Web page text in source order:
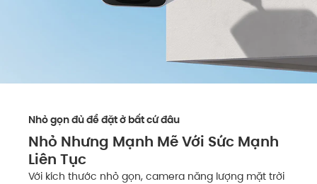
Nhỏ gọn đủ để đặt ở bất cứ đâu
Nhỏ Nhưng Mạnh Mẽ Với Sức Mạnh
Liên Tục
Với kích thước nhỏ gọn, camera năng lượng mặt trời